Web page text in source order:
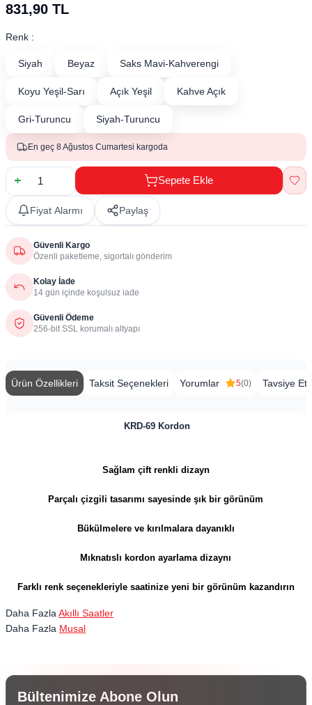
831,90 TL
Renk :
Siyah Beyaz Saks Mavi-Kahverengi
Koyu Yeşil-Sarı Açık Yeşil Kahve Açık
Gri-Turuncu Siyah-Turuncu
En geç 8 Ağustos Cumartesi kargoda
Sepete Ekle
Fiyat Alarmı Paylaş
Güvenli Kargo
Özenli paketleme, sigortalı gönderim
Kolay İade
14 gün içinde koşulsuz iade
Güvenli Ödeme
256-bit SSL korumalı altyapı
Ürün Özellikleri Taksit Seçenekleri Yorumlar 5(0) Tavsiye Et
KRD-69 Kordon
Sağlam çift renkli dizayn
Parçalı çizgili tasarımı sayesinde şık bir görünüm
Bükülmelere ve kırılmalara dayanıklı
Mıknatıslı kordon ayarlama dizaynı
Farklı renk seçenekleriyle saatinize yeni bir görünüm kazandırın
Daha Fazla Akıllı Saatler
Daha Fazla Musal
Bültenimize Abone Olun